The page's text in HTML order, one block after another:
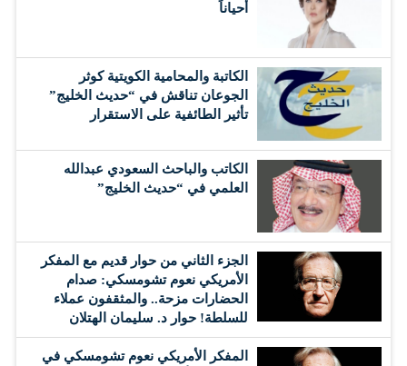
أحياناً
الكاتبة والمحامية الكويتية كوثر
الجوعان تناقش في “حديث الخليج”
تأثير الطائفية على الاستقرار
الكاتب والباحث السعودي عبدالله
العلمي في “حديث الخليج”
الجزء الثاني من حوار قديم مع المفكر
الأمريكي نعوم تشومسكي: صدام
الحضارات مزحة.. والمثقفون عملاء
للسلطة! حوار د. سليمان الهتلان
المفكر الأمريكي نعوم تشومسكي في